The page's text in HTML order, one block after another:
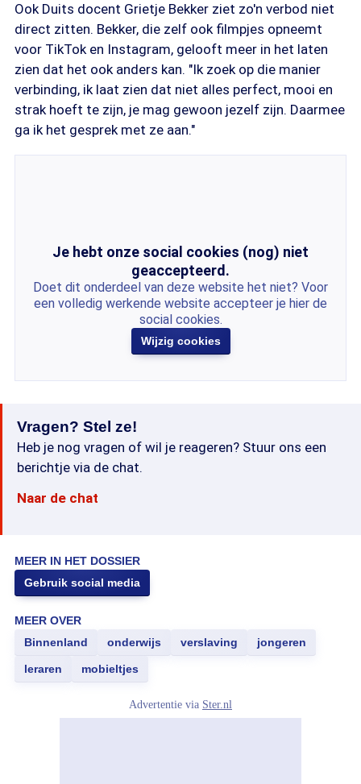
Ook Duits docent Grietje Bekker ziet zo'n verbod niet
direct zitten. Bekker, die zelf ook filmpjes opneemt
voor TikTok en Instagram, gelooft meer in het laten
zien dat het ook anders kan. "Ik zoek op die manier
verbinding, ik laat zien dat niet alles perfect, mooi en
strak hoeft te zijn, je mag gewoon jezelf zijn. Daarmee
ga ik het gesprek met ze aan."
Je hebt onze social cookies (nog) niet
geaccepteerd.
Doet dit onderdeel van deze website het niet? Voor
een volledig werkende website accepteer je hier de
social cookies.
Wijzig cookies
Vragen? Stel ze!
Heb je nog vragen of wil je reageren? Stuur ons een
berichtje via de chat.
Naar de chat
MEER IN HET DOSSIER
Gebruik social media
MEER OVER
Binnenland
onderwijs verslaving jongeren
leraren mobieltjes
Advertentie via Ster.nl